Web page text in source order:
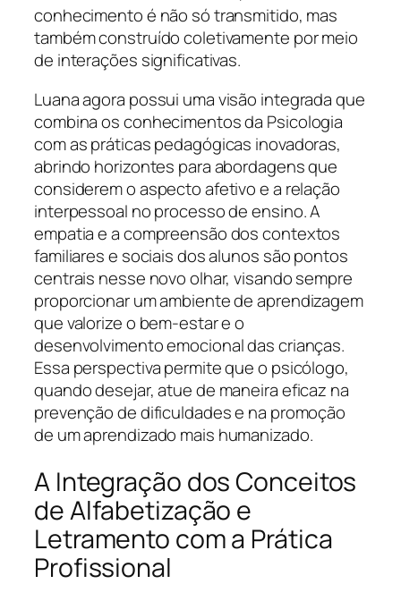
conhecimento é não só transmitido, mas
também construído coletivamente por meio
de interações significativas.
Luana agora possui uma visão integrada que
combina os conhecimentos da Psicologia
com as práticas pedagógicas inovadoras,
abrindo horizontes para abordagens que
considerem o aspecto afetivo e a relação
interpessoal no processo de ensino. A
empatia e a compreensão dos contextos
familiares e sociais dos alunos são pontos
centrais nesse novo olhar, visando sempre
proporcionar um ambiente de aprendizagem
que valorize o bem-estar e o
desenvolvimento emocional das crianças.
Essa perspectiva permite que o psicólogo,
quando desejar, atue de maneira eficaz na
prevenção de dificuldades e na promoção
de um aprendizado mais humanizado.
A Integração dos Conceitos
de Alfabetização e
Letramento com a Prática
Profissional